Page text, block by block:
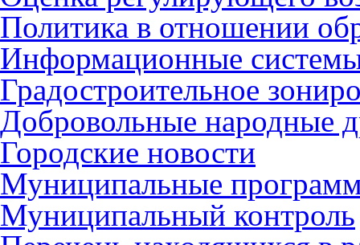
Политика в отношении
Информационные
Градостроительное
Добровольные народные
Городские новости
Муниципальные
Муниципальный контроль